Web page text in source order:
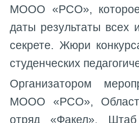
МООО «РСО», которое
даты результаты всех
секрете. Жюри
студенческих
Организатором
МООО «РСО»,
отряд «Факел», Штаб